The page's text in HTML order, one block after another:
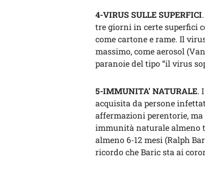
4-VIRUS SULLE SUPERFICI
tre giorni in certe superfici
come cartone e rame. Il
massimo, come aerosol
paranoie del tipo “il virus
5-IMMUNITA’ NATURALE.
acquisita da persone
affermazioni perentorie,
immunità naturale almeno
almeno 6-12 mesi (Ralph
ricordo che Baric sta ai